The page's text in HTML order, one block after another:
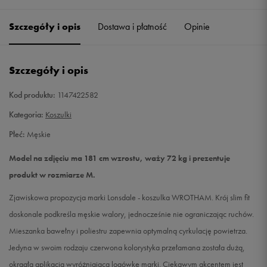
L Powiadom o dostępności
Szczegóły i opis Dostawa i płatność Opinie
Szczegóły i opis
Kod produktu: 1147422582
Kategoria: Koszulki
Płeć: Męskie
Model na zdjęciu ma 181 cm wzrostu, waży 72 kg i prezentuje
produkt w rozmiarze M.
Zjawiskowa propozycja marki Lonsdale - koszulka WROTHAM. Krój slim fit
doskonale podkreśla męskie walory, jednocześnie nie ograniczając ruchów.
Mieszanka bawełny i poliestru zapewnia optymalną cyrkulację powietrza.
Jedyna w swoim rodzaju czerwona kolorystyka przełamana została dużą,
okrągła aplikacja wyróżniająca logówkę marki. Ciekawym akcentem jest